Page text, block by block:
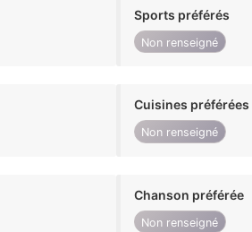
Sports préférés
Non renseigné
Cuisines préférées
Non renseigné
Chanson préférée
Non renseigné